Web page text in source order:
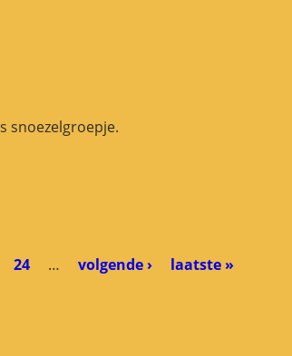
snoezelgroepje.
24 … volgende › laatste »